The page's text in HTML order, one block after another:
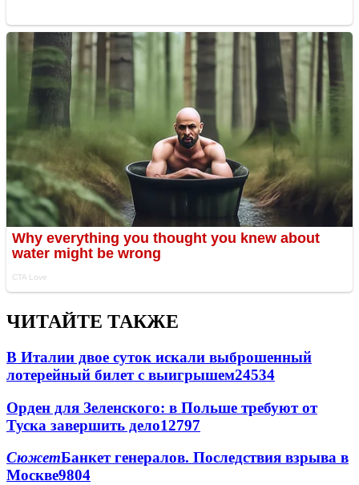
ЧИТАЙТЕ ТАКЖЕ
В Италии двое суток искали выброшенный
лотерейный билет с выигрышем24534
Орден для Зеленского: в Польше требуют от
Туска завершить дело12797
СюжетБанкет генералов. Последствия взрыва в
Москве9804